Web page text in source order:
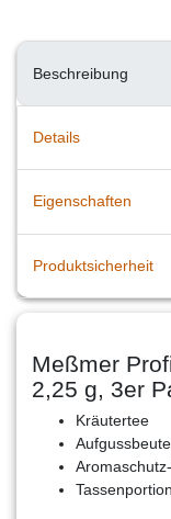
Beschreibung
Details
Eigenschaften
Produktsicherheit
Meßmer
2,25 g, 3er
Kräutertee